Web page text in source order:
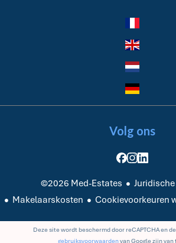
Volg ons
©2026 Med-Estates
Makelaarskosten
Cookievoorkeuren
Deze site wordt beschermd door reCAPTCHA en de
gebruiksvoorwaardenvan Google zijn van